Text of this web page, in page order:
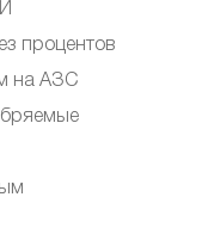
процентов
на АЗС